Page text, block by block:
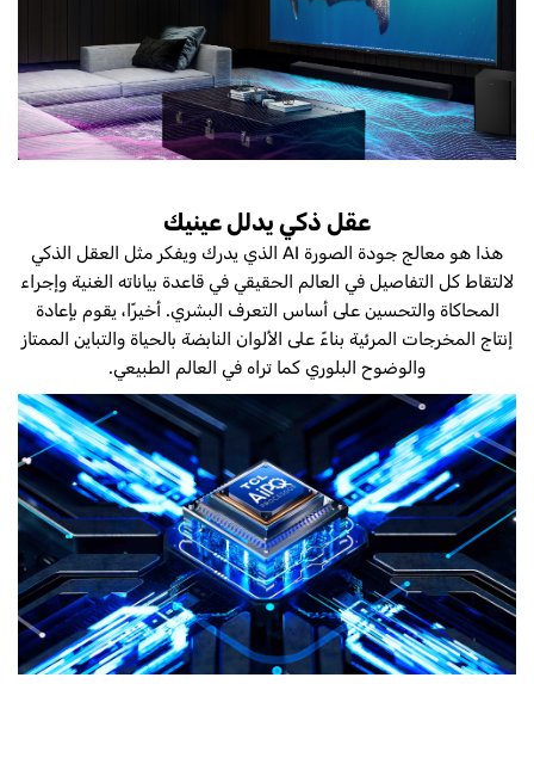
عقل ذكي يدلل عينيك
هذا هو معالج جودة الصورة AI الذي يدرك ويفكر مثل العقل الذكي
لالتقاط كل التفاصيل في العالم الحقيقي في قاعدة بياناته الغنية وإجراء
المحاكاة والتحسين على أساس التعرف البشري. أخيرًا، يقوم بإعادة
إنتاج المخرجات المرئية بناءً على الألوان النابضة بالحياة والتباين الممتاز
والوضوح البلوري كما تراه في العالم الطبيعي.